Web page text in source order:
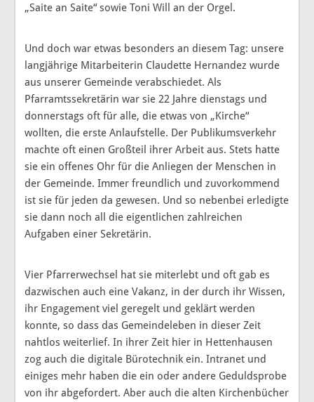
„Saite an Saite“ sowie Toni Will an der Orgel.
Und doch war etwas besonders an diesem Tag: unsere
langjährige Mitarbeiterin Claudette Hernandez wurde
aus unserer Gemeinde verabschiedet. Als
Pfarramtssekretärin war sie 22 Jahre dienstags und
donnerstags oft für alle, die etwas von „Kirche“
wollten, die erste Anlaufstelle. Der Publikumsverkehr
machte oft einen Großteil ihrer Arbeit aus. Stets hatte
sie ein offenes Ohr für die Anliegen der Menschen in
der Gemeinde. Immer freundlich und zuvorkommend
ist sie für jeden da gewesen. Und so nebenbei erledigte
sie dann noch all die eigentlichen zahlreichen
Aufgaben einer Sekretärin.
Vier Pfarrerwechsel hat sie miterlebt und oft gab es
dazwischen auch eine Vakanz, in der durch ihr Wissen,
ihr Engagement viel geregelt und geklärt werden
konnte, so dass das Gemeindeleben in dieser Zeit
nahtlos weiterlief. In ihrer Zeit hier in Hettenhausen
zog auch die digitale Bürotechnik ein. Intranet und
einiges mehr haben die ein oder andere Geduldsprobe
von ihr abgefordert. Aber auch die alten Kirchenbücher